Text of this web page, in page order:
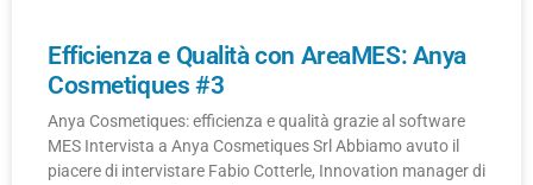
Efficienza e Qualità con AreaMES: Anya
Cosmetiques #3
Anya Cosmetiques: efficienza e qualità grazie al software
MES Intervista a Anya Cosmetiques Srl Abbiamo avuto il
piacere di intervistare Fabio Cotterle, Innovation manager di